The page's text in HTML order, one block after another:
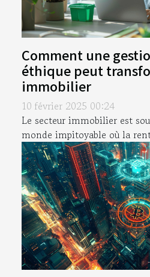
Comment une
éthique peut
immobilier
10 février 2025 00:24
Le secteur immobilier est
monde impitoyable où la